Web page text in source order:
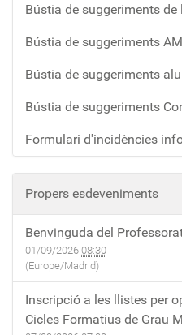
Bústia de suggeriments
Bústia de suggeriments
Bústia de suggeriments
Bústia de suggeriments
Formulari d'incidències
Propers esdeveniments
Benvinguda del
01/09/2026 08:30
(Europe/Madrid)
Inscripció a les llistes per
Cicles Formatius de Grau